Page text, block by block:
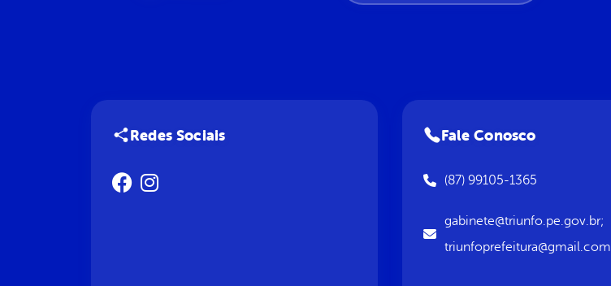
Redes Sociais Fale Conosco
(87) 99105-1365
gabinete@triunfo.pe.gov.br;
triunfoprefeitura@gmail.com